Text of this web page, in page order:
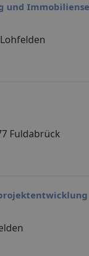
und
Fuldabrück